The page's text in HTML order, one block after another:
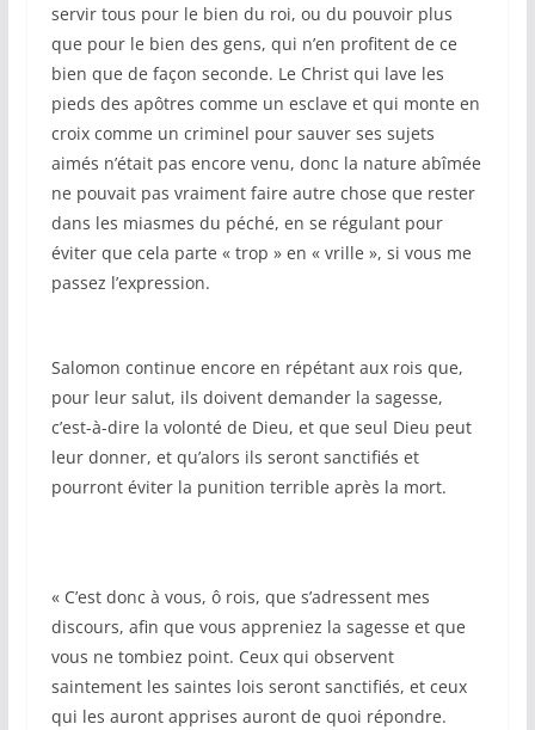
servir tous pour le bien du roi, ou du pouvoir plus
que pour le bien des gens, qui n’en profitent de ce
bien que de façon seconde. Le Christ qui lave les
pieds des apôtres comme un esclave et qui monte en
croix comme un criminel pour sauver ses sujets
aimés n’était pas encore venu, donc la nature abîmée
ne pouvait pas vraiment faire autre chose que rester
dans les miasmes du péché, en se régulant pour
éviter que cela parte « trop » en « vrille », si vous me
passez l’expression.
Salomon continue encore en répétant aux rois que,
pour leur salut, ils doivent demander la sagesse,
c’est-à-dire la volonté de Dieu, et que seul Dieu peut
leur donner, et qu’alors ils seront sanctifiés et
pourront éviter la punition terrible après la mort.
« C’est donc à vous, ô rois, que s’adressent mes
discours, afin que vous appreniez la sagesse et que
vous ne tombiez point. Ceux qui observent
saintement les saintes lois seront sanctifiés, et ceux
qui les auront apprises auront de quoi répondre.